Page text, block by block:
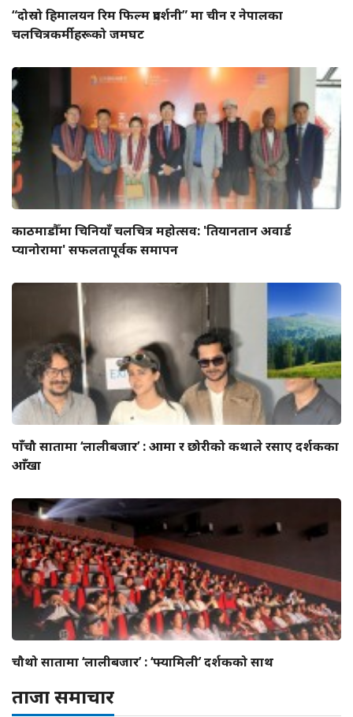
“दोस्रो हिमालयन रिम फिल्म प्रदर्शनी” मा चीन र नेपालका
चलचित्रकर्मीहरूको जमघट
काठमाडौँमा चिनियाँ चलचित्र महोत्सव: 'तियानतान अवार्ड
प्यानोरामा' सफलतापूर्वक समापन
पाँचौ सातामा ‘लालीबजार’ : आमा र छोरीको कथाले रसाए दर्शकका
आँखा
चौथो सातामा ‘लालीबजार’ : ‘फ्यामिली’ दर्शकको साथ
ताजा समाचार